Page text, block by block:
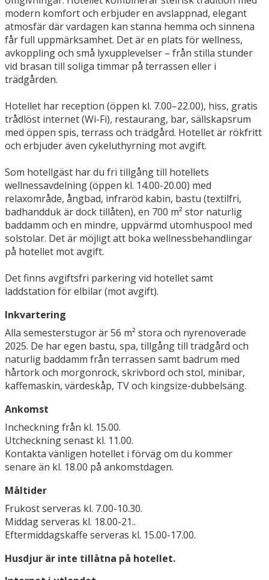
modern komfort och erbjuder en avslappnad, elegant
atmosfär där vardagen kan stanna hemma och sinnena
får full uppmärksamhet. Det är en plats för wellness,
avkoppling och små lyxupplevelser – från stilla stunder
vid brasan till soliga timmar på terrassen eller i
trädgården.
Hotellet har reception (öppen kl. 7.00–22.00), hiss, gratis
trådlöst internet (Wi-Fi), restaurang, bar, sällskapsrum
med öppen spis, terrass och trädgård. Hotellet är rökfritt
och erbjuder även cykeluthyrning mot avgift.
Som hotellgäst har du fri tillgång till hotellets
wellnessavdelning (öppen kl. 14.00-20.00) med
relaxområde, ångbad, infraröd kabin, bastu (textilfri,
badhandduk är dock tillåten), en 700 m² stor naturlig
baddamm och en mindre, uppvärmd utomhuspool med
solstolar. Det är möjligt att boka wellnessbehandlingar
på hotellet mot avgift.
Det finns avgiftsfri parkering vid hotellet samt
laddstation för elbilar (mot avgift).
Inkvartering
Alla semesterstugor är 56 m² stora och nyrenoverade
2025. De har egen bastu, spa, tillgång till trädgård och
naturlig baddamm från terrassen samt badrum med
hårtork och morgonrock, skrivbord och stol, minibar,
kaffemaskin, värdeskåp, TV och kingsize-dubbelsäng.
Ankomst
Incheckning från kl. 15.00.
Utcheckning senast kl. 11.00.
Kontakta vänligen hotellet i förväg om du kommer
senare än kl. 18.00 på ankomstdagen.
Måltider
Frukost serveras kl. 7.00-10.30.
Middag serveras kl. 18.00-21..
Eftermiddagskaffe serveras kl. 15.00-17.00.
Husdjur är inte tillåtna på hotellet.